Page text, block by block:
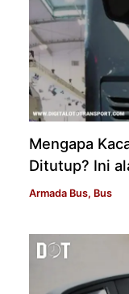
Mengapa
Ditutup? Ini
Armada Bus, Bus